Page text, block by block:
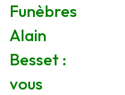
Funèbres
Alain
Besset :
vous